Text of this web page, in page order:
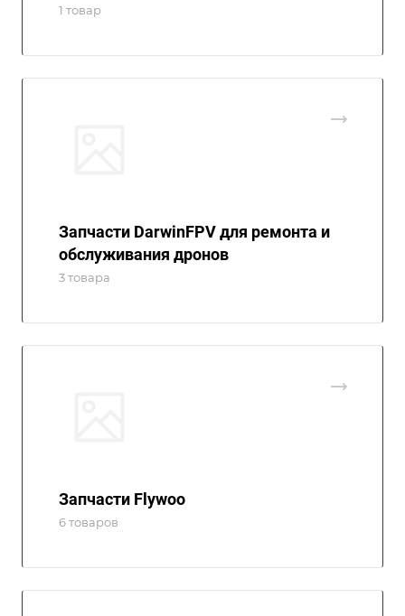
1 товар
Запчасти DarwinFPV для ремонта и
обслуживания дронов
3 товара
Запчасти Flywoo
6 товаров